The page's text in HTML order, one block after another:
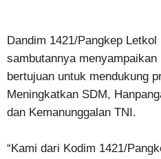
Dandim 1421/Pangkep
sambutannya menyampaikan
bertujuan untuk mendukung
Meningkatkan SDM,
dan Kemanunggalan TNI.
“Kami dari Kodim 1421/